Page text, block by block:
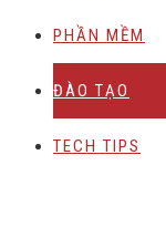
PHẦN MỀM
ĐÀO TẠO
TECH TIPS